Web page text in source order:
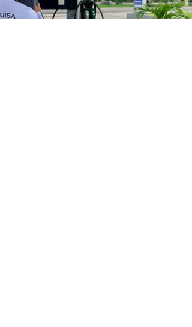
estiveram no evento relataram ao portal